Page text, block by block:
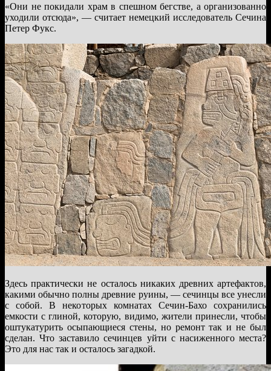
«Они не покидали храм в спешном бегстве, а организованно
уходили отсюда», — считает немецкий исследователь Сечина
Петер Фукс.
Здесь практически не осталось никаких древних артефактов,
какими обычно полны древние руины, — сечинцы все унесли
с собой. В некоторых комнатах Сечин-Бахо сохранились
емкости с глиной, которую, видимо, жители принесли, чтобы
оштукатурить осыпающиеся стены, но ремонт так и не был
сделан. Что заставило сечинцев уйти с насиженного места?
Это для нас так и осталось загадкой.